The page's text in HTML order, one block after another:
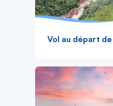
Vol au départ